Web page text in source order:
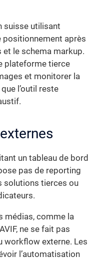
suisse utilisant
positionnement après
le schema markup.
plateforme tierce
et monitorer la
l’outil reste
un tableau de bord
pas de reporting
solutions tierces ou
médias, comme la
ne se fait pas
workflow externe. Les
l’automatisation